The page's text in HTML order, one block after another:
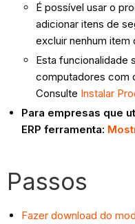
É possível usar o
adicionar itens de
excluir nenhum
Esta funcionalidade
computadores com
Consulte Instalar
Para empresas que
ERP ferramenta:
Passos
Fazer download do